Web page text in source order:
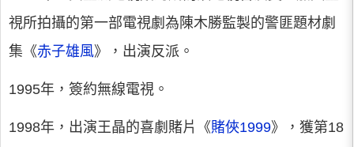
視所拍攝的第一部電視劇為陳木勝監製的警匪題材劇
集《赤子雄風》，出演反派。
1995年，簽約無線電視。
1998年，出演王晶的喜劇賭片《賭俠1999》，獲第18